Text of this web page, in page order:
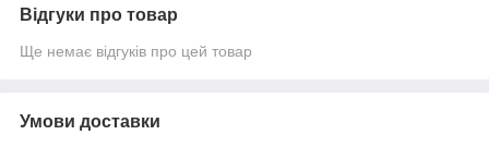
Відгуки про товар
Ще немає відгуків про цей товар
Умови доставки